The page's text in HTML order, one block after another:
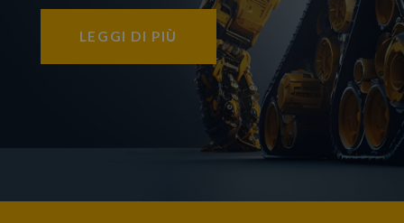
LEGGI DI PIÙ